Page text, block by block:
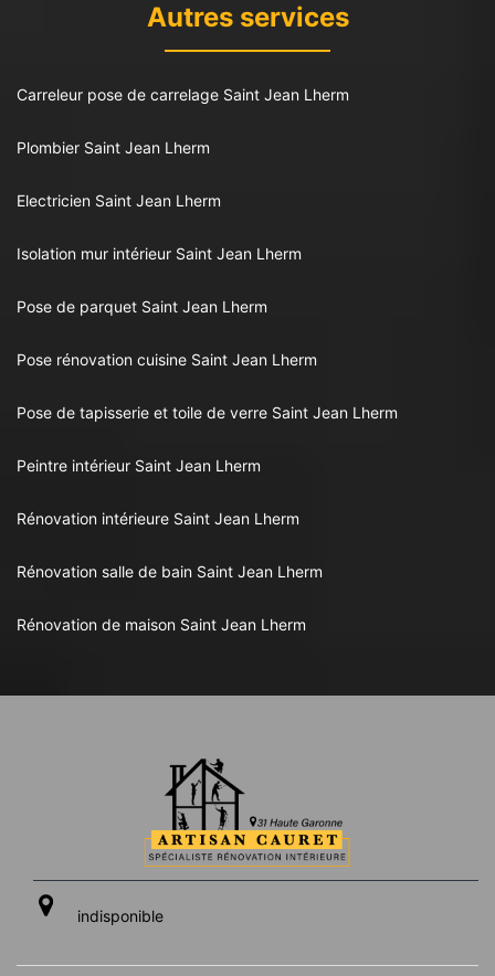
Autres services
Carreleur pose de carrelage Saint Jean Lherm
Plombier Saint Jean Lherm
Electricien Saint Jean Lherm
Isolation mur intérieur Saint Jean Lherm
Pose de parquet Saint Jean Lherm
Pose rénovation cuisine Saint Jean Lherm
Pose de tapisserie et toile de verre Saint Jean Lherm
Peintre intérieur Saint Jean Lherm
Rénovation intérieure Saint Jean Lherm
Rénovation salle de bain Saint Jean Lherm
Rénovation de maison Saint Jean Lherm
indisponible